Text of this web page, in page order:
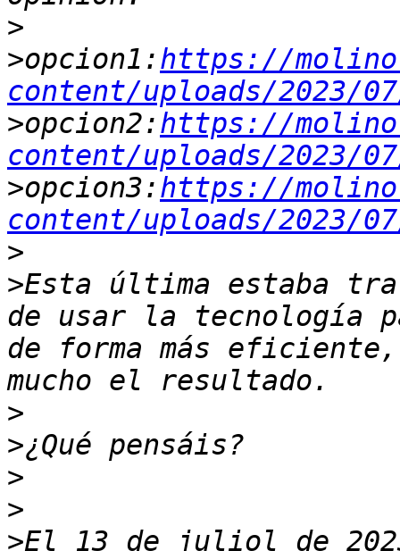
>
>opcion1:https://
content/uploads/2023/
>opcion2:https://
content/uploads/2023/
>opcion3:https://
content/uploads/2023/
>
>Esta última estaba
de usar la tecnología
de forma más
>
>
>
>
>El 13 de juliol de